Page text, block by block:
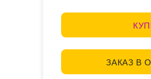
ЗАКАЗ В